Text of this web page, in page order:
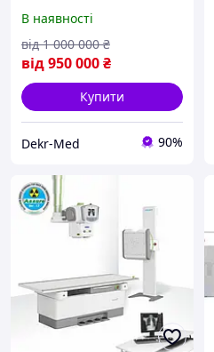
В наявності
від950 000₴
від 1 000 000 ₴
Купити
Dekr-Med 90%